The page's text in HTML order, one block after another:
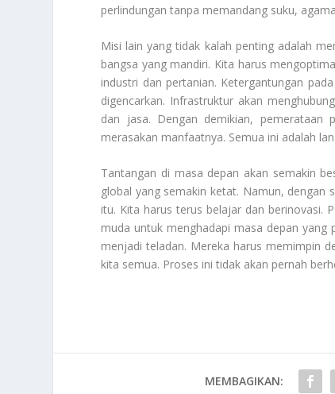
perlindungan tanpa memandang suku,
Misi lain yang tidak kalah penting adalah
bangsa yang mandiri. Kita harus
industri dan pertanian. Ketergantungan
digencarkan. Infrastruktur akan
dan jasa. Dengan demikian, pemerataan
merasakan manfaatnya. Semua ini adalah
Tantangan di masa depan akan semakin
global yang semakin ketat. Namun,
itu. Kita harus terus belajar dan berinovasi.
muda untuk menghadapi masa depan yang
menjadi teladan. Mereka harus memimpin
kita semua. Proses ini tidak akan pernah
MEMBAGIKAN: